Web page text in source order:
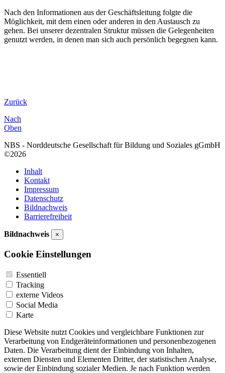
Nach den Informationen aus der Geschäftsleitung folgte die
Möglichkeit, mit dem einen oder anderen in den Austausch zu
gehen. Bei unserer dezentralen Struktur müssen die Gelegenheiten
genutzt werden, in denen man sich auch persönlich begegnen kann.
Zurück
Nach
Oben
NBS - Norddeutsche Gesellschaft für Bildung und Soziales gGmbH
©2026
Inhalt
Kontakt
Impressum
Datenschutz
Bildnachweis
Barrierefreiheit
Bildnachweis ×
Cookie Einstellungen
Essentiell
Tracking
externe Videos
Social Media
Karte
Diese Website nutzt Cookies und vergleichbare Funktionen zur
Verarbeitung von Endgeräteinformationen und personenbezogenen
Daten. Die Verarbeitung dient der Einbindung von Inhalten,
externen Diensten und Elementen Dritter, der statistischen Analyse,
sowie der Einbindung sozialer Medien. Je nach Funktion werden